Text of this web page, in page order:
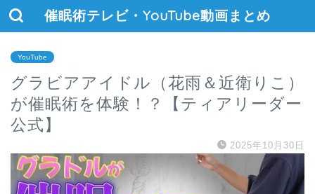
催眠術テレビ・YouTube動画まとめ
YouTube
グラビアアイドル（花雨＆近衛りこ）
が催眠術を体験！？【ティアリーダー
公式】
2025年10月30日